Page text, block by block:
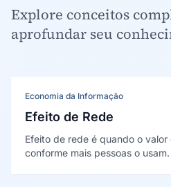
Explore conceitos
aprofundar seu
Economia da Informação
Efeito de Rede
Efeito de rede é quando o
conforme mais pessoas o